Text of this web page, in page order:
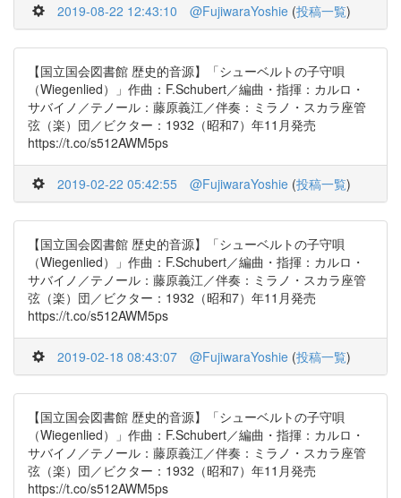
2019-08-22 12:43:10 @FujiwaraYoshie (投稿一覧)
【国立国会図書館 歴史的音源】「シューベルトの子守唄
（Wiegenlied）」作曲：F.Schubert／編曲・指揮：カルロ・
サバイノ／テノール：藤原義江／伴奏：ミラノ・スカラ座管
弦（楽）団／ビクター：1932（昭和7）年11月発売
https://t.co/s512AWM5ps
2019-02-22 05:42:55 @FujiwaraYoshie (投稿一覧)
【国立国会図書館 歴史的音源】「シューベルトの子守唄
（Wiegenlied）」作曲：F.Schubert／編曲・指揮：カルロ・
サバイノ／テノール：藤原義江／伴奏：ミラノ・スカラ座管
弦（楽）団／ビクター：1932（昭和7）年11月発売
https://t.co/s512AWM5ps
2019-02-18 08:43:07 @FujiwaraYoshie (投稿一覧)
【国立国会図書館 歴史的音源】「シューベルトの子守唄
（Wiegenlied）」作曲：F.Schubert／編曲・指揮：カルロ・
サバイノ／テノール：藤原義江／伴奏：ミラノ・スカラ座管
弦（楽）団／ビクター：1932（昭和7）年11月発売
https://t.co/s512AWM5ps